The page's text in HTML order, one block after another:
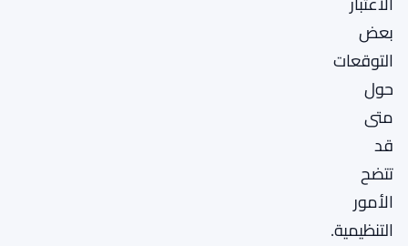
بعض
التوقعات
حول
متى
قد
تتضح
الأمور
التنظيمية.